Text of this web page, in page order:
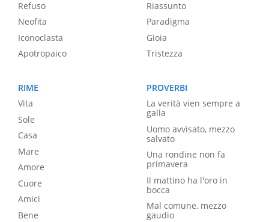
Refuso
Neofita
Iconoclasta
Apotropaico
Riassunto
Paradigma
Gioia
Tristezza
RIME
Vita
Sole
Casa
Mare
Amore
Cuore
Amici
Bene
PROVERBI
La verità vien sempre a
galla
Uomo avvisato, mezzo
salvato
Una rondine non fa
primavera
Il mattino ha l'oro in
bocca
Mal comune, mezzo
gaudio